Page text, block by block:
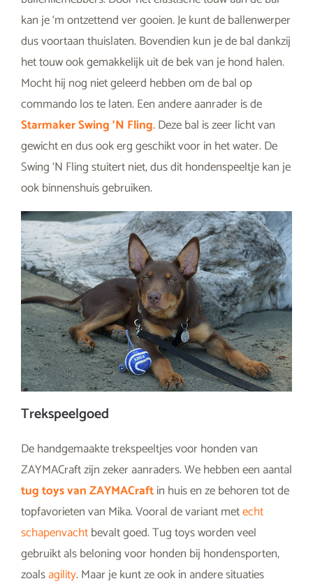
kan je ‘m ontzettend ver gooien. Je kunt de ballenwerper
dus voortaan thuislaten. Bovendien kun je de bal dankzij
het touw ook gemakkelijk uit de bek van je hond halen.
Mocht hij nog niet geleerd hebben om de bal op
commando los te laten. Een andere aanrader is de
Starmaker Swing ‘N Fling. Deze bal is zeer licht van
gewicht en dus ook erg geschikt voor in het water. De
Swing ‘N Fling stuitert niet, dus dit hondenspeeltje kan je
ook binnenshuis gebruiken.
Trekspeelgoed
De handgemaakte trekspeeltjes voor honden van
ZAYMACraft zijn zeker aanraders. We hebben een aantal
tug toys van ZAYMACraftin huis en ze behoren tot de
topfavorieten van Mika. Vooral de variant metecht
schapenvachtbevalt goed. Tug toys worden veel
gebruikt als beloning voor honden bij hondensporten,
zoalsagility. Maar je kunt ze ook in andere situaties